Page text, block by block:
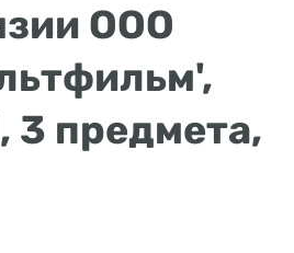
ООО
3 предмета,